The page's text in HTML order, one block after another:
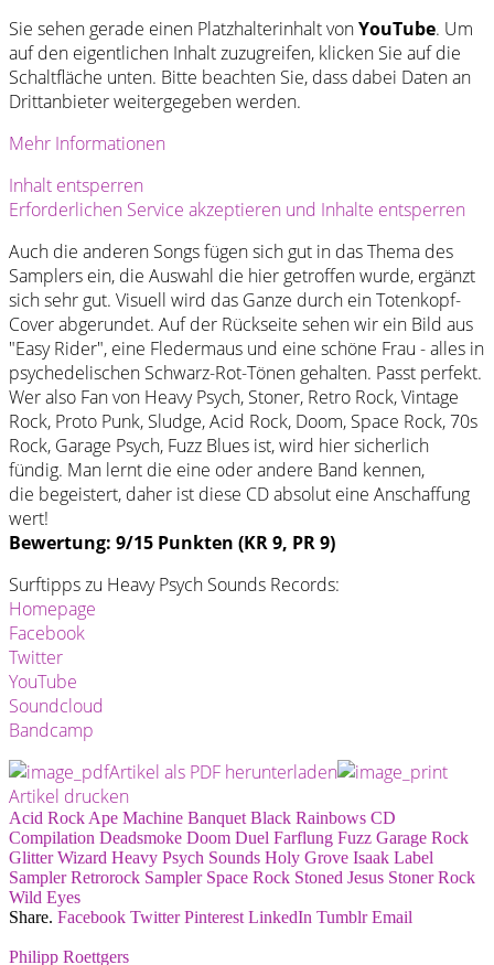
Sie sehen gerade einen Platzhalterinhalt vonYouTube. Um
auf den eigentlichen Inhalt zuzugreifen, klicken Sie auf die
Schaltfläche unten. Bitte beachten Sie, dass dabei Daten an
Drittanbieter weitergegeben werden.
Mehr Informationen
Inhalt entsperren
Erforderlichen Service akzeptieren und Inhalte entsperren
Auch die anderen Songs fügen sich gut in das Thema des
Samplers ein, die Auswahl die hier getroffen wurde, ergänzt
sich sehr gut. Visuell wird das Ganze durch ein Totenkopf-
Cover abgerundet. Auf der Rückseite sehen wir ein Bild aus
"Easy Rider", eine Fledermaus und eine schöne Frau - alles in
psychedelischen Schwarz-Rot-Tönen gehalten. Passt perfekt.
Wer also Fan von Heavy Psych, Stoner, Retro Rock, Vintage
Rock, Proto Punk, Sludge, Acid Rock, Doom, Space Rock, 70s
Rock, Garage Psych, Fuzz Blues ist, wird hier sicherlich
fündig. Man lernt die eine oder andere Band kennen,
die begeistert, daher ist diese CD absolut eine Anschaffung
wert!
Bewertung: 9/15 Punkten (KR 9, PR 9)
Surftipps zu Heavy Psych Sounds Records:
Homepage
Facebook
Twitter
YouTube
Soundcloud
Bandcamp
Artikel als PDF herunterladen
Artikel drucken
Acid Rock Ape Machine Banquet Black Rainbows CD
Compilation Deadsmoke Doom Duel Farflung Fuzz Garage Rock
Glitter Wizard Heavy Psych Sounds Holy Grove Isaak Label
Sampler Retrorock Sampler Space Rock Stoned Jesus Stoner Rock
Wild Eyes
Share. Facebook Twitter Pinterest LinkedIn Tumblr Email
Philipp Roettgers